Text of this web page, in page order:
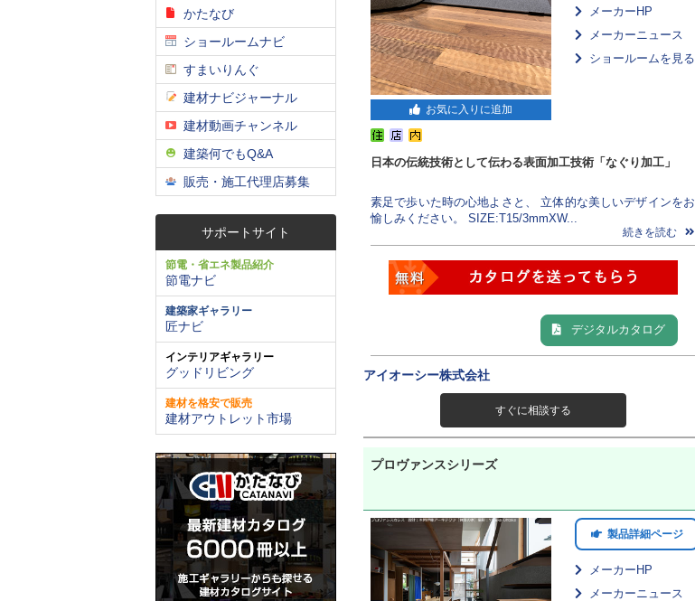
かたなび
ショールームナビ
すまいりんぐ
建材ナビジャーナル
建材動画チャンネル
建築何でもQ&A
販売・施工代理店募集
サポートサイト
節電・省エネ製品紹介
節電ナビ
建築家ギャラリー
匠ナビ
インテリアギャラリー
グッドリビング
建材を格安で販売
建材アウトレット市場
お気に入りに追加
メーカーHP
メーカーニュース
ショールームを見る
日本の伝統技術として伝わる表面加工技術「なぐり加工」
素足で歩いた時の心地よさと、 立体的な美しいデザインをお
愉しみください。 SIZE:T15/3mmXW...
続きを読む
デジタルカタログ
アイオーシー株式会社
すぐに相談する
プロヴァンスシリーズ
製品詳細ページ
メーカーHP
メーカーニュース